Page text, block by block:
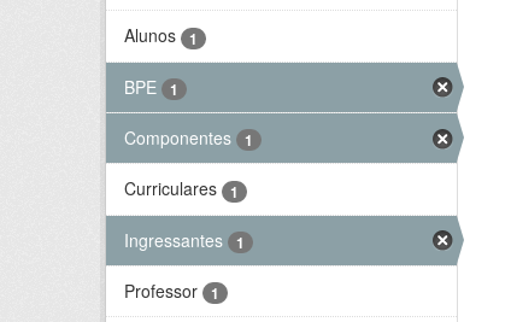
Alunos 1
BPE 1
Componentes 1
Curriculares 1
Ingressantes 1
Professor 1